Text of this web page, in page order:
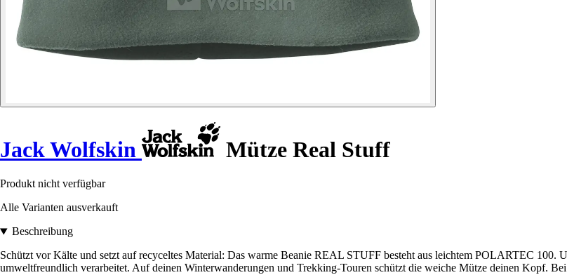
Jack Wolfskin Mütze Real Stuff
Produkt nicht verfügbar
Alle Varianten ausverkauft
Beschreibung
Schützt vor Kälte und setzt auf recyceltes Material: Das warme Beanie REAL STUFF besteht aus leichtem POLARTEC 100.
umweltfreundlich verarbeitet. Auf deinen Winterwanderungen und Trekking-Touren schützt die weiche Mütze deinen Kopf.